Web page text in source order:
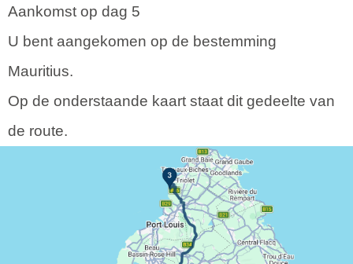
Aankomst op dag 5
U bent aangekomen op de bestemming
Mauritius.
Op de onderstaande kaart staat dit gedeelte van
de route.